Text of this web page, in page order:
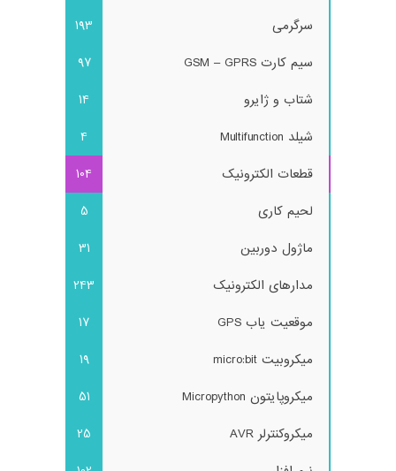
سرگرمی
193
سیم کارت GSM – GPRS
97
شتاب و ژایرو
14
شیلد Multifunction
4
قطعات الکترونیک
104
لحیم کاری
5
ماژول دوربین
31
مدارهای الکترونیک
243
موقعیت یاب GPS
17
میکروبیت micro:bit
19
میکروپایتون Micropython
51
میکروکنترلر AVR
25